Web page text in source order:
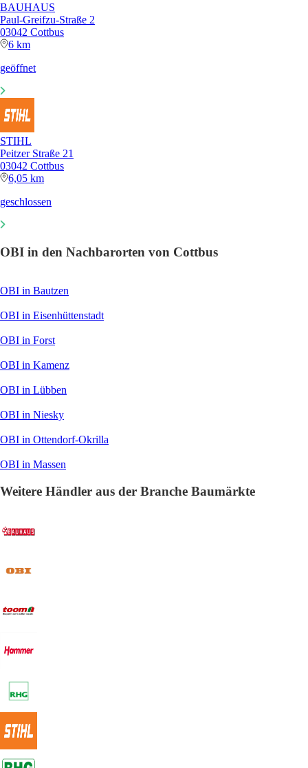
BAUHAUS
Paul-Greifzu-Straße 2
03042 Cottbus
6 km
geöffnet
STIHL
Peitzer Straße 21
03042 Cottbus
6,05 km
geschlossen
OBI in den Nachbarorten von Cottbus
OBI in Bautzen
OBI in Eisenhüttenstadt
OBI in Forst
OBI in Kamenz
OBI in Lübben
OBI in Niesky
OBI in Ottendorf-Okrilla
OBI in Massen
Weitere Händler aus der Branche Baumärkte